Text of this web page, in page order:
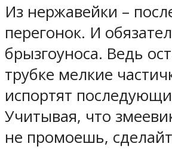
Из нержавейки –
перегонок. И
брызгоуноса. Ведь
трубке мелкие
испортят
Учитывая, что
не промоешь,